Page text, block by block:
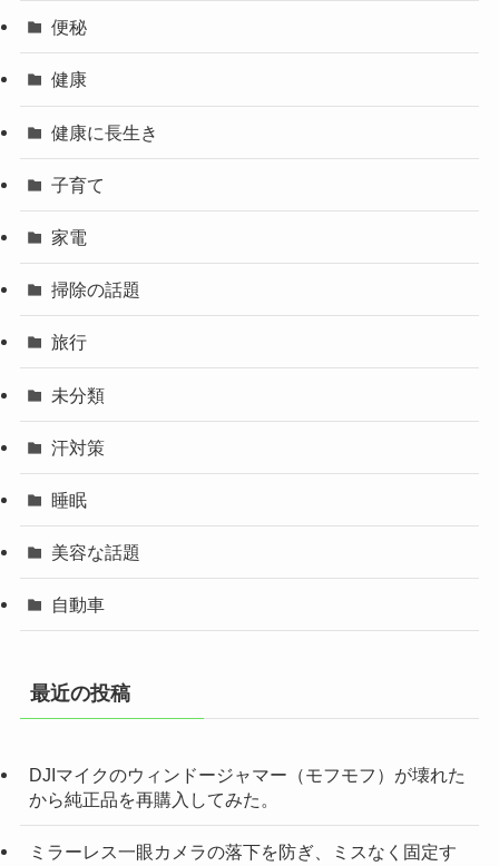
便秘
健康
健康に長生き
子育て
家電
掃除の話題
旅行
未分類
汗対策
睡眠
美容な話題
自動車
最近の投稿
DJIマイクのウィンドージャマー（モフモフ）が壊れた
から純正品を再購入してみた。
ミラーレス一眼カメラの落下を防ぎ、ミスなく固定す